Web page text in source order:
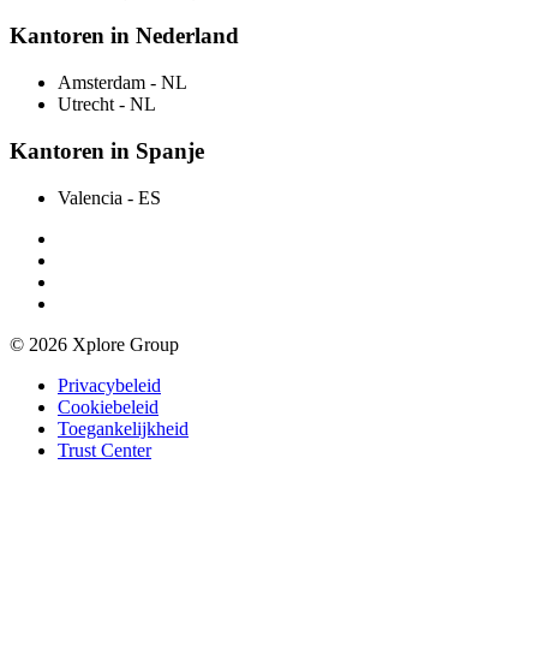
Kantoren in Nederland
Amsterdam - NL
Utrecht - NL
Kantoren in Spanje
Valencia - ES
© 2026 Xplore Group
Privacybeleid
Cookiebeleid
Toegankelijkheid
Trust Center